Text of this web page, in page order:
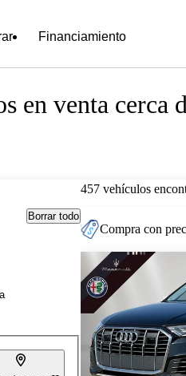
Financiamiento
en venta cerca
Borrar todo
457 vehículos
Compra con